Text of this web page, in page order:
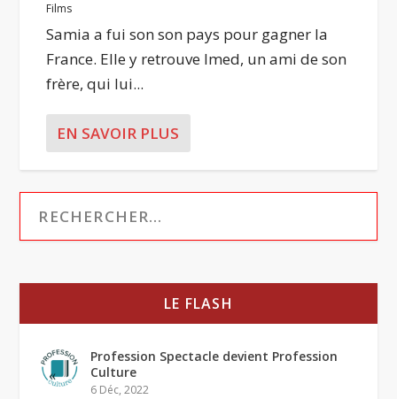
Films
Samia a fui son son pays pour gagner la
France. Elle y retrouve Imed, un ami de son
frère, qui lui...
EN SAVOIR PLUS
LE FLASH
Profession Spectacle devient Profession
Culture
6 Déc, 2022